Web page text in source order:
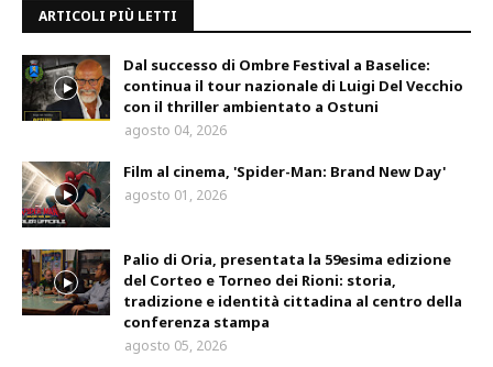
ARTICOLI PIÙ LETTI
Dal successo di Ombre Festival a Baselice:
continua il tour nazionale di Luigi Del Vecchio
con il thriller ambientato a Ostuni
agosto 04, 2026
Film al cinema, 'Spider-Man: Brand New Day'
agosto 01, 2026
Palio di Oria, presentata la 59esima edizione
del Corteo e Torneo dei Rioni: storia,
tradizione e identità cittadina al centro della
conferenza stampa
agosto 05, 2026